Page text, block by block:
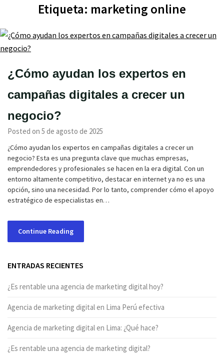
Etiqueta: marketing online
¿Cómo ayudan los expertos en
campañas digitales a crecer un
negocio?
Posted on 5 de agosto de 2025
¿Cómo ayudan los expertos en campañas digitales a crecer un
negocio? Esta es una pregunta clave que muchas empresas,
emprendedores y profesionales se hacen en la era digital. Con un
entorno altamente competitivo, destacar en internet ya no es una
opción, sino una necesidad. Por lo tanto, comprender cómo el apoyo
estratégico de especialistas en…
Continue Reading
ENTRADAS RECIENTES
¿Es rentable una agencia de marketing digital hoy?
Agencia de marketing digital en Lima Perú efectiva
Agencia de marketing digital en Lima: ¿Qué hace?
¿Es rentable una agencia de marketing digital?